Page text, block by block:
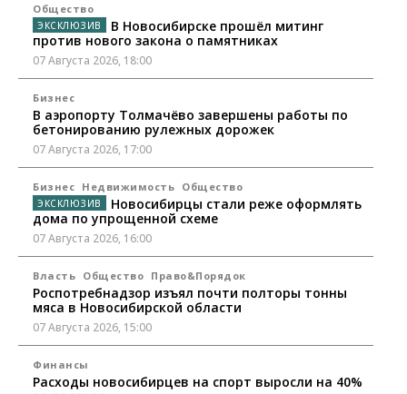
Общество
В Новосибирске прошёл митинг
против нового закона о памятниках
07 Августа 2026, 18:00
Бизнес
В аэропорту Толмачёво завершены работы по
бетонированию рулежных дорожек
07 Августа 2026, 17:00
Бизнес Недвижимость Общество
Новосибирцы стали реже оформлять
дома по упрощенной схеме
07 Августа 2026, 16:00
Власть Общество Право&Порядок
Роспотребнадзор изъял почти полторы тонны
мяса в Новосибирской области
07 Августа 2026, 15:00
Финансы
Расходы новосибирцев на спорт выросли на 40%